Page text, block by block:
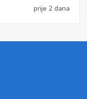
prije 2 dana